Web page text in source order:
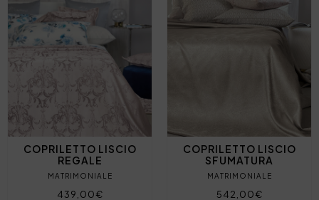
COPRILETTO LISCIO
REGALE
MATRIMONIALE
439,00€
COPRILETTO LISCIO
SFUMATURA
MATRIMONIALE
542,00€